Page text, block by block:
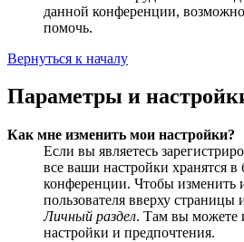
данной конференции,
помочь.
Вернуться к началу
Параметры и
Как мне изменить мои настройки?
Если вы являетесь
все ваши настройки хранятся в
конференции. Чтобы изменить
пользователя вверху страницы
Личный раздел. Там вы можете
настройки и предпочтения.